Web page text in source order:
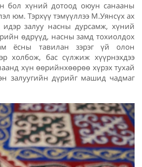
бол хүний дотоод оюун санааны
юм. Тэрхүү тэмүүллээ М.Уянсүх ах
идэр залуу насны дурсамж, хүний
өдрүүд, насны замд тохиолдох
ёсны тавилан зэрэг үй олон
холбож, бас сүлжиж хүүрнэхдээ
хүн өөрийнхөөрөө хүрэх тухай
залуугийн дүрийг машид чадмаг